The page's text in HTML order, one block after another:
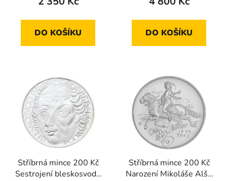
DO KOŠÍKU DO KOŠÍKU
Stříbrná mince 200 Kč
Sestrojení bleskosvodu
Stříbrná mince 200 Kč
Narození Mikoláše Alše